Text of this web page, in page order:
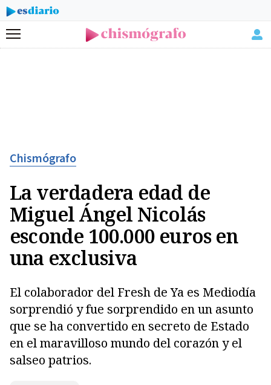
Menú
Chismógrafo
La verdadera edad de
Miguel Ángel Nicolás
esconde 100.000 euros en
una exclusiva
El colaborador del Fresh de Ya es Mediodía
sorprendió y fue sorprendido en un asunto
que se ha convertido en secreto de Estado
en el maravilloso mundo del corazón y el
salseo patrios.